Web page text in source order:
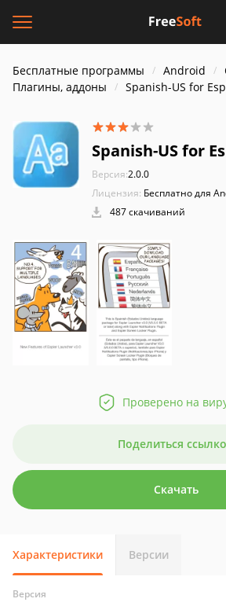
Бесплатные программы Android
Плагины, аддоны
Spanish-US for
Spanish-US for
Версия:2.0.0
Лицензия: Бесплатно для
487 скачиваний
Проверено на
Поделиться
Скачать
Характеристики Версии
Версия